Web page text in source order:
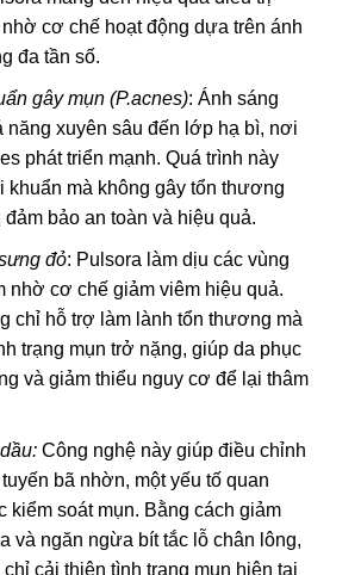
cơ chế hoạt động dựa trên ánh
đa tần số.
gây mụn (P.acnes): Ánh sáng
năng xuyên sâu đến lớp hạ bì, nơi
phát triển mạnh. Quá trình này
khuẩn mà không gây tổn thương
đảm bảo an toàn và hiệu quả.
đỏ: Pulsora làm dịu các vùng
nhờ cơ chế giảm viêm hiệu quả.
chỉ hỗ trợ làm lành tổn thương mà
trạng mụn trở nặng, giúp da phục
và giảm thiểu nguy cơ để lại thâm
Công nghệ này giúp điều chỉnh
bã nhờn, một yếu tố quan
kiểm soát mụn. Bằng cách giảm
và ngăn ngừa bít tắc lỗ chân lông,
cải thiện tình trạng mụn hiện tại